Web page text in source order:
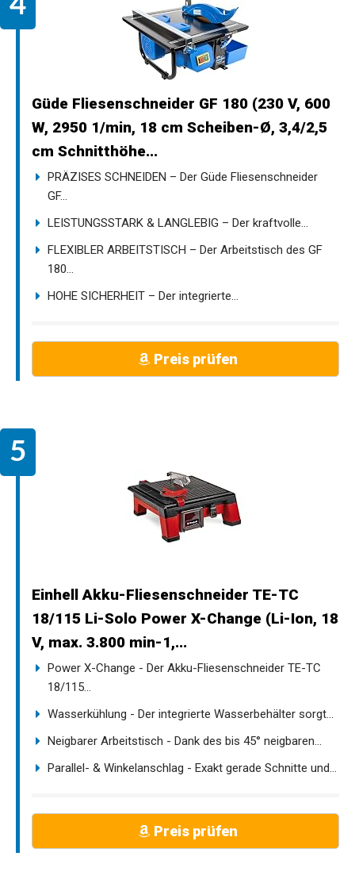
Güde Fliesenschneider GF 180 (230 V, 600
W, 2950 1/min, 18 cm Scheiben-Ø, 3,4/2,5
cm Schnitthöhe...
PRÄZISES SCHNEIDEN – Der Güde Fliesenschneider
GF...
LEISTUNGSSTARK & LANGLEBIG – Der kraftvolle...
FLEXIBLER ARBEITSTISCH – Der Arbeitstisch des GF
180...
HOHE SICHERHEIT – Der integrierte...
Preis prüfen
Einhell Akku-Fliesenschneider TE-TC
18/115 Li-Solo Power X-Change (Li-Ion, 18
V, max. 3.800 min-1,...
Power X-Change - Der Akku-Fliesenschneider TE-TC
18/115...
Wasserkühlung - Der integrierte Wasserbehälter sorgt...
Neigbarer Arbeitstisch - Dank des bis 45° neigbaren...
Parallel- & Winkelanschlag - Exakt gerade Schnitte und...
Preis prüfen